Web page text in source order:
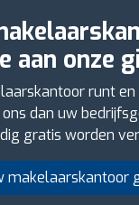
aan onze
runt
dan uw
gratis worden
makelaarskantoor